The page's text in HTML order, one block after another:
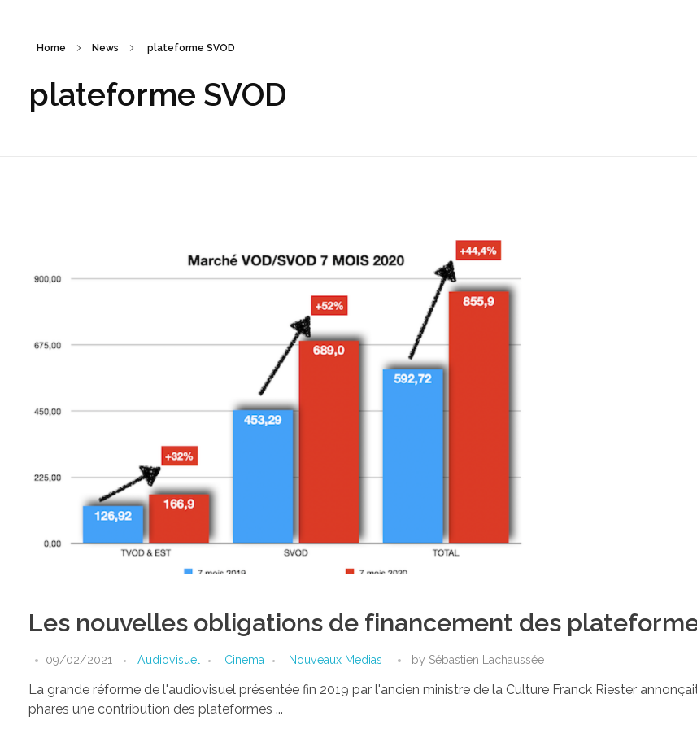
Home News plateforme SVOD
plateforme SVOD
Les nouvelles obligations de financement des
09/02/2021 Audiovisuel Cinema Nouveaux Medias by Sébastien Lachaussée
La grande réforme de l'audiovisuel présentée fin 2019 par l'ancien ministre de la Culture Franck Riester
phares une contribution des plateformes ...